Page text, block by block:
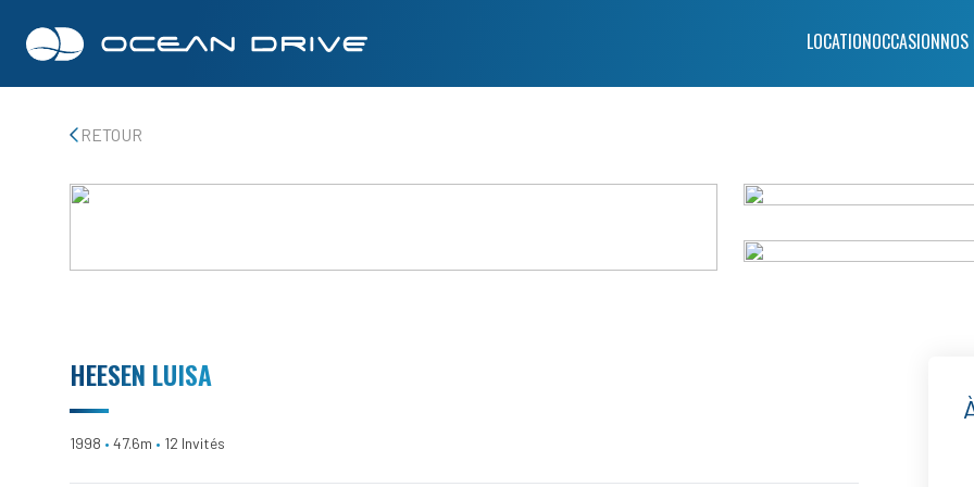
LOCATIONOCCASION
RETOUR
HEESEN LUISA
1998 • 47.6m • 12 Invités